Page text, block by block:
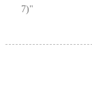
7)"